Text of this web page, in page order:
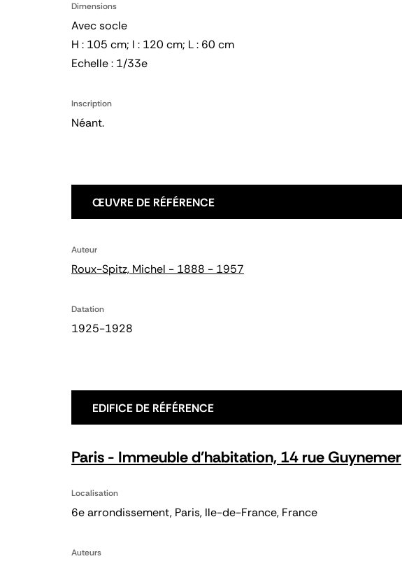
Dimensions
Avec socle
H : 105 cm; l : 120 cm; L : 60 cm
Echelle : 1/33e
Inscription
Néant.
ŒUVRE DE RÉFÉRENCE
Auteur
Roux-Spitz, Michel - 1888 - 1957
Datation
1925-1928
EDIFICE DE RÉFÉRENCE
Paris - Immeuble d'habitation, 14 rue Guynemer
Localisation
6e arrondissement, Paris, Ile-de-France, France
Auteurs